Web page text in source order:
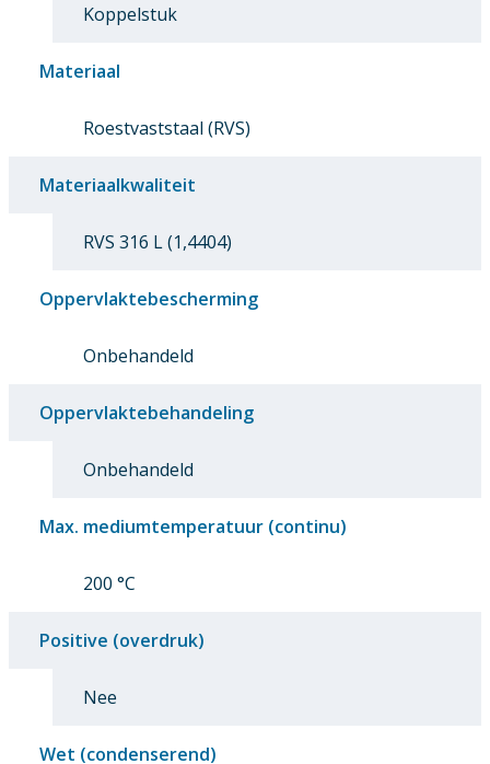
Koppelstuk
Materiaal
Roestvaststaal (RVS)
Materiaalkwaliteit
RVS 316 L (1,4404)
Oppervlaktebescherming
Onbehandeld
Oppervlaktebehandeling
Onbehandeld
Max. mediumtemperatuur (continu)
200 °C
Positive (overdruk)
Nee
Wet (condenserend)